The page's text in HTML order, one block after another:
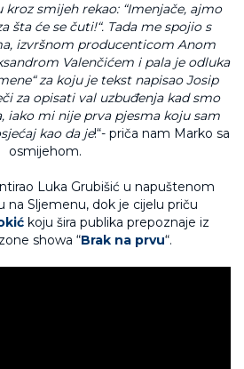
smijeh rekao: “Imenjače, ajmo
šta će se čuti!“. Tada me spojio s
izvršnom producenticom Anom
Valenčićem i pala je odluka
za koju je tekst napisao Josip
za opisati val uzbuđenja kad smo
iako mi nije prva pjesma koju sam
kao da je!“- priča nam Marko sa
osmijehom.
Luka Grubišić u napuštenom
na Sljemenu, dok je cijelu priču
koju šira publika prepoznaje iz
showa “Brak na prvu“.